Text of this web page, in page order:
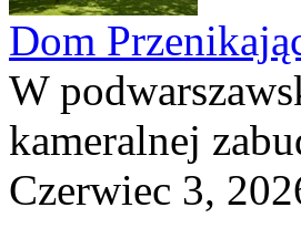
Dom
W
kameralnej
Czerwiec 3,